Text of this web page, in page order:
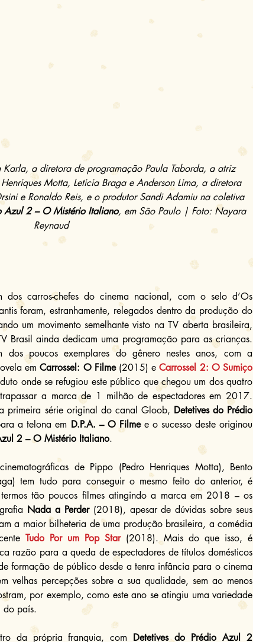
Karla, a diretora de programação Paula Taborda, a atriz
Motta, Leticia Braga e Anderson Lima, a diretora
e Ronaldo Reis, e o produtor Sandi Adamiu na coletiva
Azul 2 – O Mistério Italiano, em São Paulo | Foto: Nayara
Reynaud
dos carros-chefes do cinema nacional, com o selo d’Os
foram, estranhamente, relegados dentro da produção do
um movimento semelhante visto na TV aberta brasileira,
Brasil ainda dedicam uma programação para as crianças.
dos poucos exemplares do gênero nestes anos, com a
em Carrossel: O Filme (2015) e Carrossel 2: O Sumiço
onde se refugiou este público que chegou um dos quatro
a marca de 1 milhão de espectadores em 2017.
primeira série original do canal Gloob, Detetives do Prédio
a telona em D.P.A. – O Filme e o sucesso deste originou
2 – O Mistério Italiano.
de Pippo (Pedro Henriques Motta), Bento
tem tudo para conseguir o mesmo feito do anterior, é
tão poucos filmes atingindo a marca em 2018 – os
Nada a Perder (2018), apesar de dúvidas sobre seus
Tudo Por um Pop Star (2018). Mais do que isso, é
razão para a queda de espectadores de títulos domésticos
formação de público desde a tenra infância para o cinema
velhas percepções sobre a sua qualidade, sem ao menos
por exemplo, como este ano se atingiu uma variedade
do país.
da própria franquia, com Detetives do Prédio Azul 2